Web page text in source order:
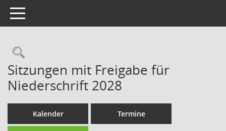
Toggle navigation
Rechercheauswahl
Sitzungen mit Freigabe für
Niederschrift 2028
Kalender Termine